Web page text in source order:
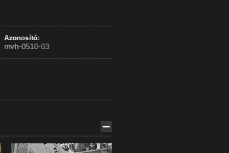
Azonosító:
mvh-0510-03